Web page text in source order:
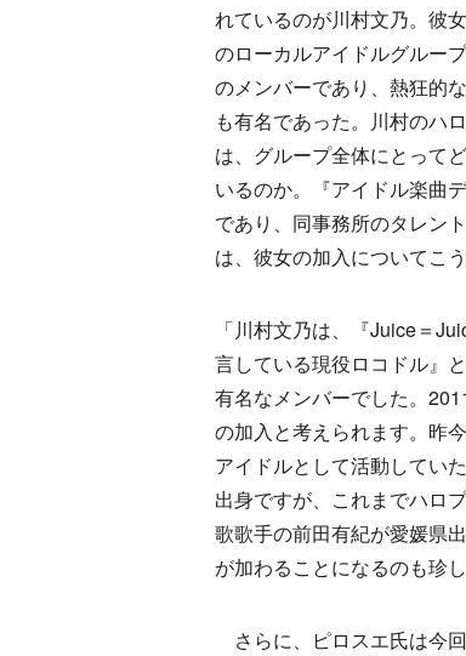
れているのが川村文乃。彼
のローカルアイドルグルー
のメンバーであり、熱狂的
も有名であった。川村のハ
は、グループ全体にとって
いるのか。『アイドル楽曲
であり、同事務所のタレン
は、彼女の加入についてこう
「川村文乃は、『Juice＝
言している現役ロコドル』
有名なメンバーでした。
の加入と考えられます。昨
アイドルとして活動してい
出身ですが、これまでハロ
歌歌手の前田有紀が愛媛県
が加わることになるのも珍
さらに、ピロスエ氏は今